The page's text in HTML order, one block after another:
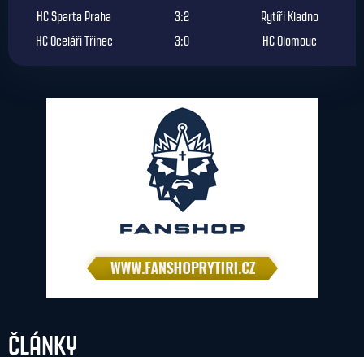
HC Sparta Praha
3:2
Rytíři Kladno
HC Oceláři Třinec
3:0 HC Olomouc
ČLÁNKY